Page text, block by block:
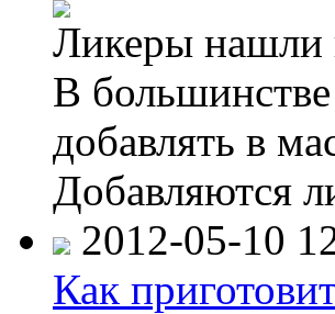
Ликеры нашли
В большинстве
добавлять в
Добавляются
2012-05-10
Как